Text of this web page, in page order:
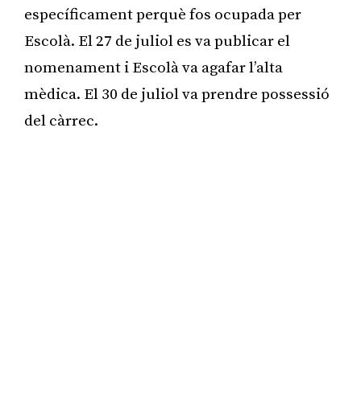
específicament perquè fos ocupada per
Escolà. El 27 de juliol es va publicar el
nomenament i Escolà va agafar l’alta
mèdica. El 30 de juliol va prendre possessió
del càrrec.